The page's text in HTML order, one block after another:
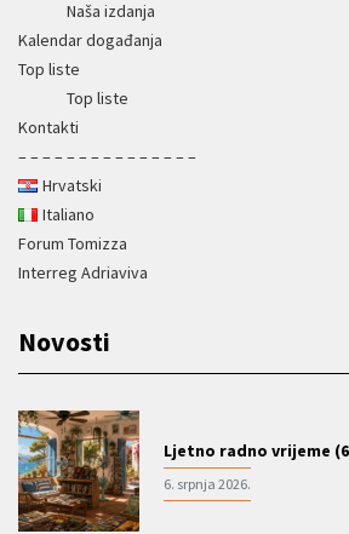
Naša izdanja
Kalendar događanja
Top liste
Top liste
Kontakti
– – – – – – – – – – – – – – –
Hrvatski
Italiano
Forum Tomizza
Interreg Adriaviva
Novosti
Ljetno radno vrijeme (6.
6. srpnja 2026.